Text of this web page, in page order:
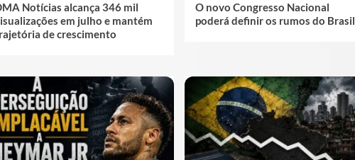
Notícias alcança 346 mil
em julho e mantém
de crescimento
O novo Congresso Nacional
poderá definir os rumos do Brasil